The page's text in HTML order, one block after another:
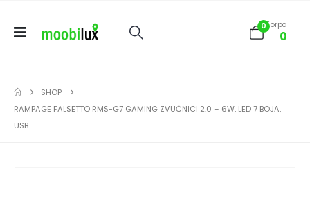
0Korpa
0
SHOP
RAMPAGE FALSETTO RMS-G7 GAMING ZVUČNICI 2.0 – 6W, LED 7 BOJA,
USB